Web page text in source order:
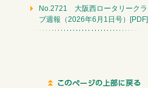
No.2721 大阪西ロータリークラ
ブ週報（2026年6月1日号）[PDF]